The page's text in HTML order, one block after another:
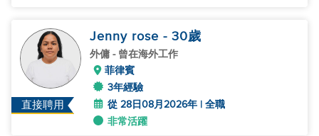
直接聘用
Jenny rose - 30歲
外傭 - 曾在海外工作
菲律賓
3年經驗
從 28日08月2026年 | 全職
非常活躍